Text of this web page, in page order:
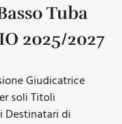
Tuba
2025/2027
Giudicatrice
soli Titoli
Destinatari di